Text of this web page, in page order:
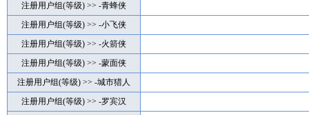
注册用户组(等级) >> -青蜂侠
注册用户组(等级) >> -小飞侠
注册用户组(等级) >> -火箭侠
注册用户组(等级) >> -蒙面侠
注册用户组(等级) >> -城市猎人
注册用户组(等级) >> -罗宾汉